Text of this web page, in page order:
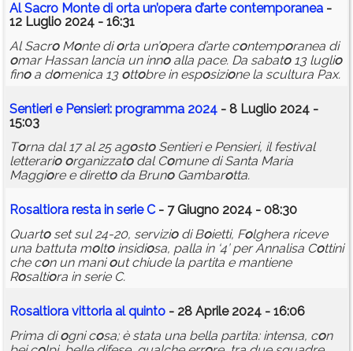
Al Sacro Monte di orta un’opera d’arte contemporanea -
12 Luglio 2024 - 16:31
Al SacroMonte diorta un’opera d’arte contemporanea di
omar Hassan lancia un innoalla pace. Da sabato13 luglio
finoa domenica 13 ottobre in esposizione la scultura Pax.
Sentieri e Pensieri: programma 2024 - 8 Luglio 2024 -
15:03
Torna dal 17 al 25 agostoSentieri e Pensieri, il festival
letterario organizzatodal Comune di Santa Maria
Maggiore e direttoda BrunoGambarotta.
Rosaltiora resta in serie C- 7 Giugno 2024 - 08:30
Quartoset sul 24-20, serviziodi Boietti, Folghera riceve
una battuta moltoinsidiosa, palla in ‘4’ per Annalisa Cottini
che con un maniout chiude la partita e mantiene
Rosaltiora in serie C.
Rosaltiora vittoria al quinto - 28 Aprile 2024 - 16:06
Prima diogni cosa; è stata una bella partita: intensa, con